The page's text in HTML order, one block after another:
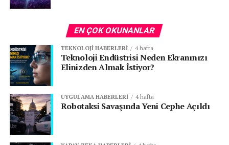
EN ÇOK OKUNANLAR
TEKNOLOJI HABERLERI 4 hafta
Teknoloji Endüstrisi Neden Ekranınızı
Elinizden Almak İstiyor?
UYGULAMA HABERLERI 4 hafta
Robotaksi Savaşında Yeni Cephe Açıldı